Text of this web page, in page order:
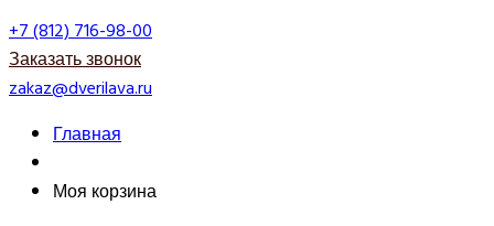
+7 (812) 716-98-00
Заказать звонок
zakaz@dverilava.ru
Главная
Моя корзина